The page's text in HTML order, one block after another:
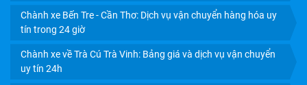
CHÀNH XE CẦN THƠ: CHỈ 750Đ/KG, GIÁ TIẾT KIỆM,
Chành xe Bến Tre - Cần Thơ: Dịch vụ vận chuyển hàng hóa uy
tín trong 24 giờ
Chành xe về Trà Cú Trà Vinh: Bảng giá và dịch vụ vận chuyển
uy tín 24h